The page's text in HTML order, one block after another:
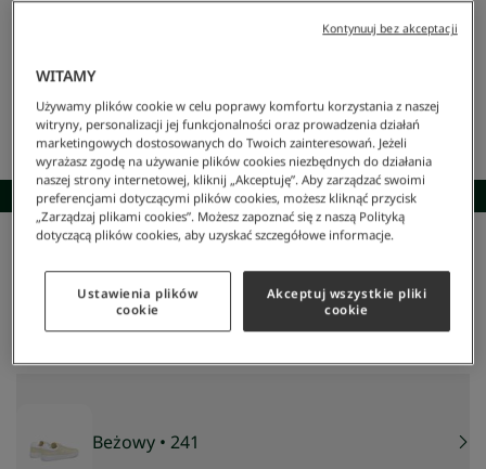
SKOMPLETUJ STYLIZACJĘ
Damskie zamszowe trampki Baseshot
Beżowy • 241
WITAMY
Używamy plików cookie w celu poprawy komfortu korzystania z naszej
witryny, personalizacji jej funkcjonalności oraz prowadzenia działań
marketingowych dostosowanych do Twoich zainteresowań. Jeżeli
wyrażasz zgodę na używanie plików cookies niezbędnych do działania
naszej strony internetowej, kliknij „Akceptuję”. Aby zarządzać swoimi
preferencjami dotyczącymi plików cookies, możesz kliknąć przycisk
„Zarządzaj plikami cookies”. Możesz zapoznać się z naszą Polityką
dotyczącą plików cookies, aby uzyskać szczegółowe informacje.
Ustawienia plików
cookie
Akceptuj wszystkie pliki
cookie
Kontynuuj bez akceptacji